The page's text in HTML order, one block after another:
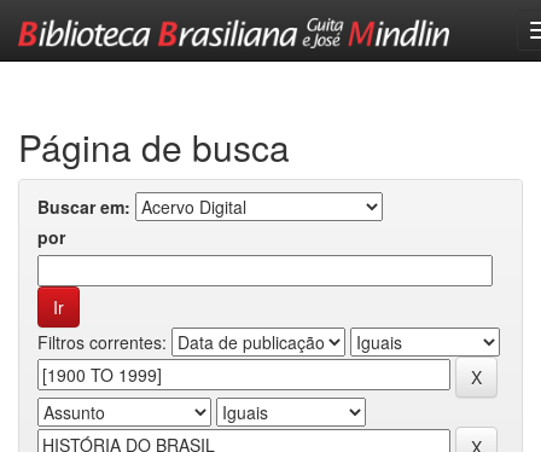
Página de busca
Buscar em:
por
Filtros correntes: